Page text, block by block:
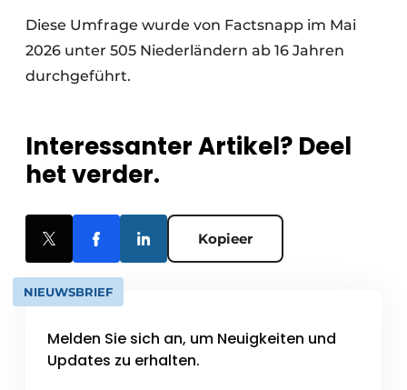
Diese Umfrage wurde von Factsnapp im Mai
2026 unter 505 Niederländern ab 16 Jahren
durchgeführt.
Interessanter Artikel? Deel
het verder.
Kopieer
NIEUWSBRIEF
Melden Sie sich an, um Neuigkeiten und
Updates zu erhalten.